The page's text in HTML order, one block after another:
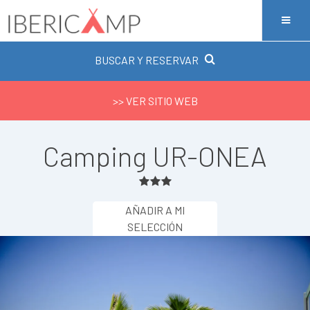
BUSCAR Y RESERVAR
>> VER SITIO WEB
Camping UR-ONEA
AÑADIR A MI
SELECCIÓN